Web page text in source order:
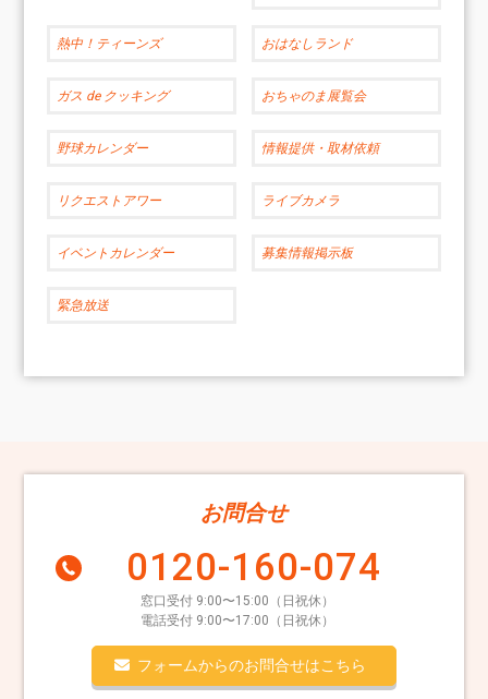
熱中！ティーンズ おはなしランド
ガス de クッキング おちゃのま展覧会
野球カレンダー 情報提供・取材依頼
リクエストアワー ライブカメラ
イベントカレンダー 募集情報掲示板
緊急放送
お問合せ
0120-160-074
窓口受付 9:00〜15:00（日祝休）
電話受付 9:00〜17:00（日祝休）
フォームからのお問合せはこちら